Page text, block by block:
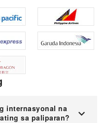
internasyonal na
sa paliparan?